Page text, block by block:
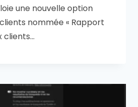
une nouvelle option
nommée « Rapport
clients…